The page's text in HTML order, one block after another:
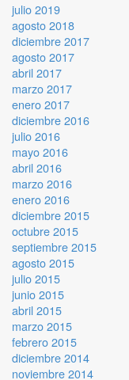
julio 2019
agosto 2018
diciembre 2017
agosto 2017
abril 2017
marzo 2017
enero 2017
diciembre 2016
julio 2016
mayo 2016
abril 2016
marzo 2016
enero 2016
diciembre 2015
octubre 2015
septiembre 2015
agosto 2015
julio 2015
junio 2015
abril 2015
marzo 2015
febrero 2015
diciembre 2014
noviembre 2014